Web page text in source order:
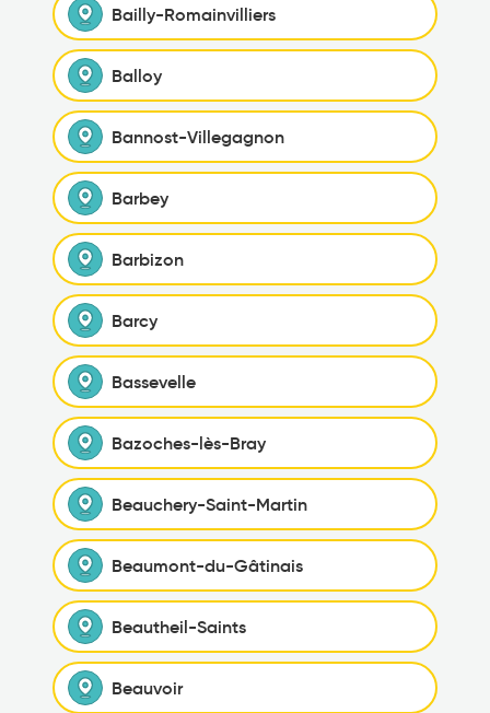
Bailly-Romainvilliers
Balloy
Bannost-Villegagnon
Barbey
Barbizon
Barcy
Bassevelle
Bazoches-lès-Bray
Beauchery-Saint-Martin
Beaumont-du-Gâtinais
Beautheil-Saints
Beauvoir